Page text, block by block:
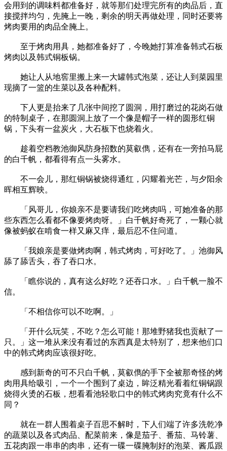
会用到的调味料都准备好，就等那们处理完所有的肉品后，直
接搅拌均匀，先腌上一晚，剩余的明天再做处理，同时还要将
烤肉要用的肉品全腌上。
至于烤肉用具，她都准备好了，今晚她打算准备韩式石板
烤肉以及韩式铜板锅。
她让人从地窖里搬上来一大罐韩式泡菜，还让人到菜园里
现摘了一篮的生菜以及各种配料。
下人更是抬来了几张中间挖了圆洞，用打磨过的花岗石做
的特制桌子，在那圆洞上放了一个像是帽子一样的圆形红铜
锅，下头有一盆炭火，大石板下也烧着火。
趁着空档教池御风防身招数的莫叡儁，还有在一旁拍马屁
的白千帆，都看得有点一头雾水。
不一会儿，那红铜锅被烧得通红，闪耀着光芒，与夕阳余
晖相互辉映。
「风哥儿，你娘亲不是要请我们吃烤肉吗，可她准备的那
些东西怎么看都不像要烤肉呀。」白千帆好奇死了，一颗心就
像被蚂蚁在啃食一样又麻又痒，最后忍不住问道。
「我娘亲是要做烤肉啊，韩式烤肉，可好吃了。」池御风
舔了舔舌头，吞了吞口水。
「瞧你说的，真有这么好吃？还吞口水。」白千帆一脸不
信。
「不相信你可以不吃啊。」
「开什么玩笑，不吃？怎么可能！那堆野猪我也贡献了一
只。」这一堆从来没有看过的东西真是太特别了，想来他们口
中的韩式烤肉应该很好吃。
感到新奇的可不只白千帆，莫叡儁的手下全被那奇怪的烤
肉用具给吸引，一个一个围到了桌边，眸泛精光看着红铜锅跟
烧得火烫的石板，想看看池轻歌口中的韩式烤肉究竟有什么不
同？
就在一群人围着桌子百思不解时，下人们端了许多洗乾净
的蔬菜以及各式肉品、配菜前来，像是茄子、番茄、马铃薯、
五花肉跟一串串的肉串，还有一碟一碟腌制好的泡菜、酱瓜跟